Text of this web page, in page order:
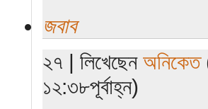
জবাব
২৭ | লিখেছেন অনিকেত
১২:৩৮পূর্বাহ্ন)